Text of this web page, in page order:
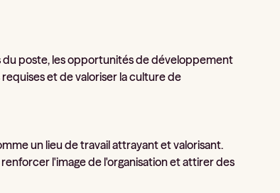
poste, les opportunités de développement
et de valoriser la culture de
un lieu de travail attrayant et valorisant.
l'image de l'organisation et attirer des